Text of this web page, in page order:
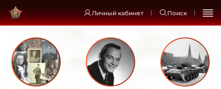
Личный кабинет Поиск